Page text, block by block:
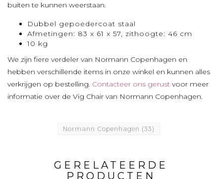
buiten te kunnen weerstaan.
Dubbel gepoedercoat staal
Afmetingen: 83 x 61 x 57, zithoogte: 46 cm
10 kg
We zijn fiere verdeler van Normann Copenhagen en
hebben verschillende items in onze winkel en kunnen alles
verkrijgen op bestelling. Contacteer ons gerust voor meer
informatie over de Vig Chair van Normann Copenhagen.
Normann Copenhagen (33)
GERELATEERDE
PRODUCTEN